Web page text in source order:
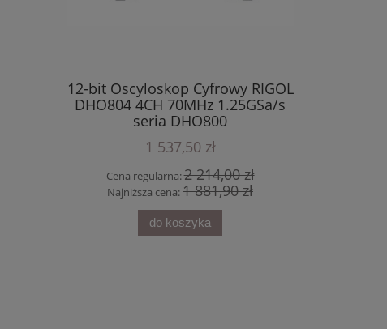
12-bit Oscyloskop Cyfrowy RIGOL
DHO804 4CH 70MHz 1.25GSa/s
seria DHO800
1 537,50 zł
Cena regularna:2 214,00 zł
Najniższa cena:1 881,90 zł
do koszyka